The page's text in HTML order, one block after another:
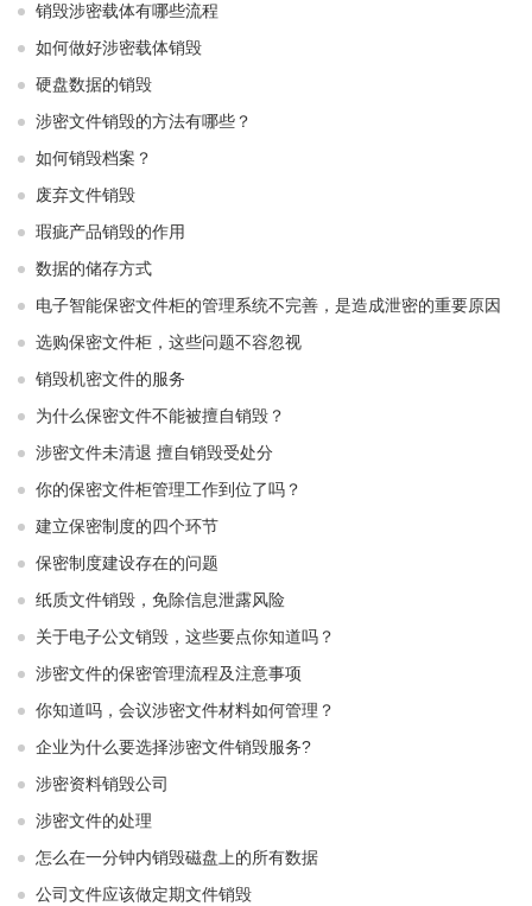
销毁涉密载体有哪些流程
如何做好涉密载体销毁
硬盘数据的销毁
涉密文件销毁的方法有哪些？
如何销毁档案？
废弃文件销毁
瑕疵产品销毁的作用
数据的储存方式
电子智能保密文件柜的管理系统不完善，是造成泄密的重要原因
选购保密文件柜，这些问题不容忽视
销毁机密文件的服务
为什么保密文件不能被擅自销毁？
涉密文件未清退 擅自销毁受处分
你的保密文件柜管理工作到位了吗？
建立保密制度的四个环节
保密制度建设存在的问题
纸质文件销毁，免除信息泄露风险
关于电子公文销毁，这些要点你知道吗？
涉密文件的保密管理流程及注意事项
你知道吗，会议涉密文件材料如何管理？
企业为什么要选择涉密文件销毁服务?
涉密资料销毁公司
涉密文件的处理
怎么在一分钟内销毁磁盘上的所有数据
公司文件应该做定期文件销毁